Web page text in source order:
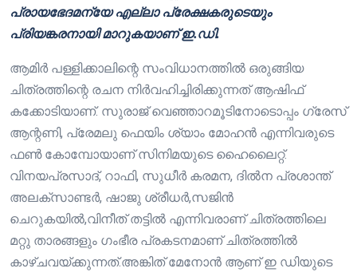
പ്രായഭേദമന്യേ എല്ലാ പ്രേക്ഷകരുടെയും
പ്രിയങ്കരനായി മാറുകയാണ് ഇ.ഡി.
ആമിർ പള്ളിക്കാലിന്റെ സംവിധാനത്തിൽ ഒരുങ്ങിയ
ചിത്രത്തിന്റെ രചന നിർവഹിച്ചിരിക്കുന്നത് ആഷിഫ്
കക്കോടിയാണ്. സുരാജ് വെഞ്ഞാറമൂടിനോടൊപ്പം ഗ്രേസ്‌
ആന്റണി, പ്രേമലു ഫെയിം ശ്യാം മോഹൻ എന്നിവരുടെ
ഫൺ കോമ്പോയാണ്‌ സിനിമയുടെ ഹൈലൈറ്റ്‌.
വിനയപ്രസാദ്‌, റാഫി, സുധീർ കരമന, ദിൽന പ്രശാന്ത്
അലക്‌സാണ്ടർ, ഷാജു ശ്രീധർ,സജിൻ
ചെറുകയിൽ,വിനീത് തട്ടിൽ എന്നിവരാണ് ചിത്രത്തിലെ
മറ്റു താരങ്ങളും ഗംഭീര പ്രകടനമാണ് ചിത്രത്തിൽ
കാഴ്ചവയ്ക്കുന്നത്.അങ്കിത് മേനോൻ ആണ് ഇ ഡിയുടെ